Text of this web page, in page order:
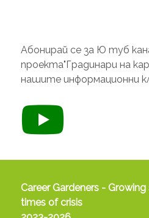
Абонирай се за Ю туб
проекта"Градинари на
нашите информационни
Career Gardeners -
times of crisis